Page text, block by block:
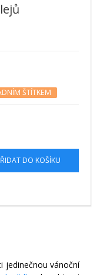
ŠTÍTKEM
DO KOŠÍKU
jedinečnou vánoční